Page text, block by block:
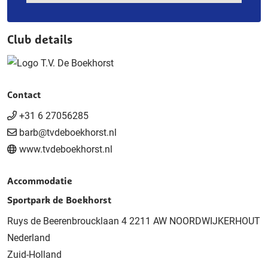
Club details
Contact
+31 6 27056285
barb@tvdeboekhorst.nl
www.tvdeboekhorst.nl
Accommodatie
Sportpark de Boekhorst
Ruys de Beerenbroucklaan 4 2211 AW NOORDWIJKERHOUT
Nederland
Zuid-Holland